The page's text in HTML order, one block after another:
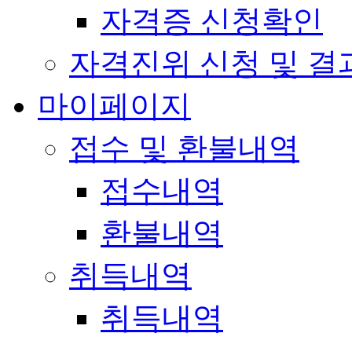
자격증 신청확인
자격진위 신청 및 결
마이페이지
접수 및 환불내역
접수내역
환불내역
취득내역
취득내역